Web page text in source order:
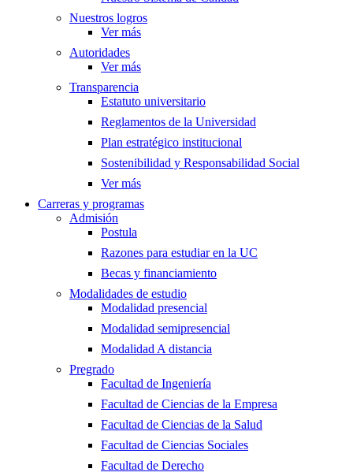
Nuestros logros
Ver más
Autoridades
Ver más
Transparencia
Estatuto universitario
Reglamentos de la Universidad
Plan estratégico institucional
Sostenibilidad y Responsabilidad Social
Ver más
Carreras y programas
Admisión
Postula
Razones para estudiar en la UC
Becas y financiamiento
Modalidades de estudio
Modalidad presencial
Modalidad semipresencial
Modalidad A distancia
Pregrado
Facultad de Ingeniería
Facultad de Ciencias de la Empresa
Facultad de Ciencias de la Salud
Facultad de Ciencias Sociales
Facultad de Derecho